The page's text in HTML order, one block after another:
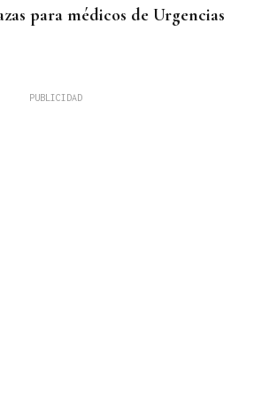
para médicos de Urgencias